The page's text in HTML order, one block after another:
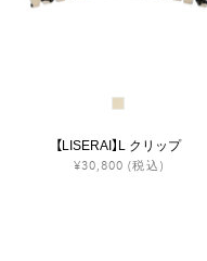
【LISERAI】L クリップ
¥30,800 (税込)